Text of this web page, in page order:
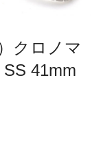
クロノマ
41mm